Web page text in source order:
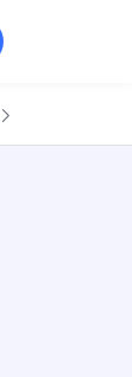
minorista